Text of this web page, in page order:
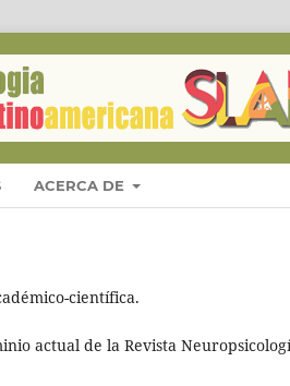
ACERCA DE
científica.
actual de la Revista